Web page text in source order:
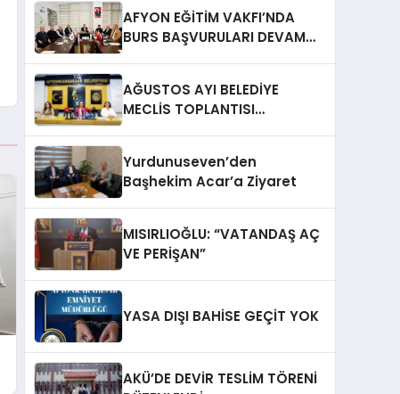
YANINDAYIZ!
AFYON EĞİTİM VAKFI’NDA
BURS BAŞVURULARI DEVAM
AĞUSTOS AYI BELEDİYE
MECLİS TOPLANTISI
Yurdunuseven’den
Başhekim Acar’a Ziyaret
MISIRLIOĞLU: “VATANDAŞ AÇ
VE PERİŞAN”
YASA DIŞI BAHİSE GEÇİT YOK
AKÜ’DE DEVİR TESLİM TÖRENİ